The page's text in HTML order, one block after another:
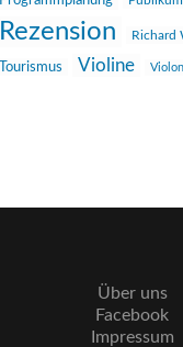
Rezension Richard
Tourismus Violine
Über uns
Facebook
Impressum